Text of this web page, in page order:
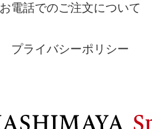
お電話でのご注文について
プライバシーポリシー